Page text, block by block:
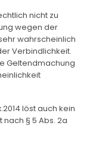
nicht zu
wegen der
wahrscheinlich
Verbindlichkeit.
Geltendmachung
löst auch kein
§ 5 Abs. 2a